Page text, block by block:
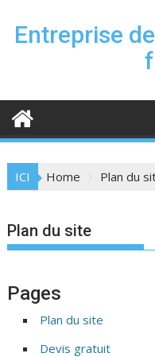
content
Entreprise
ICI Home Plan du
Plan du site
Pages
Plan du site
Devis gratuit